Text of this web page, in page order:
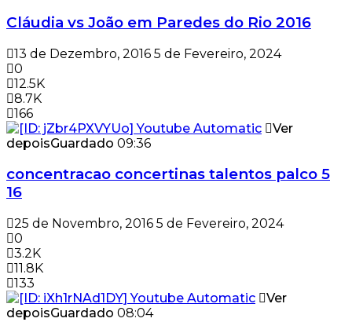
Cláudia vs João em Paredes do Rio 2016
13 de Dezembro, 2016 5 de Fevereiro, 2024
0
12.5K
8.7K
166
Ver
depoisGuardado 09:36
concentracao concertinas talentos palco 5
16
25 de Novembro, 2016 5 de Fevereiro, 2024
0
3.2K
11.8K
133
Ver
depoisGuardado 08:04